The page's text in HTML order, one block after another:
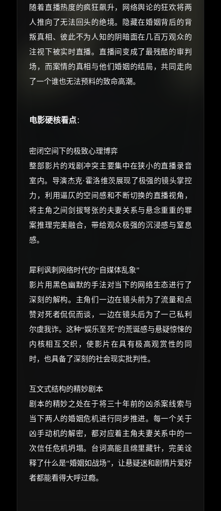
随着直播热度的疯狂飙升，网络舆论的狂欢将两
人推向了无法回头的绝境。隐藏在婚姻背后的背
叛真相、彼此不为人知的阴暗面在几百万观众的
注视下被实时直播。直播间变成了最残酷的审判
场，而案情的真相与他们婚姻的结局，共同走向
了一个谁也无法预料的致命高潮。
电影硬核看点：
密闭空间下的极致心理博弈
整部影片的戏剧冲突主要集中在狭小的直播录音
室内。导演杰克·霍洛维茨展现了极强的镜头掌控
力，利用逼仄的空间感和不断切换的直播视角，
将主角之间剑拔弩张的夫妻关系与悬念重重的罪
案推理完美融合，带给观众极强的沉浸感与窒息
感。
犀利讽刺网络时代的“自媒体乱象”
影片用黑色幽默的手法对当下的网络生态进行了
深刻的解构。主角们一边在镜头前为了流量和点
赞对死者侃侃而谈，一边在镜头后为了一己私利
尔虞我诈。这种“娱乐至死”的荒诞感与悬疑惊悚的
内核相互交织，使影片在具有极高观赏性的同
时，也具备了深刻的社会现实批判性。
互文式结构的精妙剧本
剧本的精妙之处在于将三十年前的凶杀案线索与
当下两人的婚姻危机进行同步推进。每一个关于
凶手动机的解密，都对应着主角夫妻关系中的一
次信任危机坍塌。台词高能且绵里藏针，完美诠
释了什么是“婚姻如战场”，让悬疑迷和剧情片爱好
者都能看得大呼过瘾。